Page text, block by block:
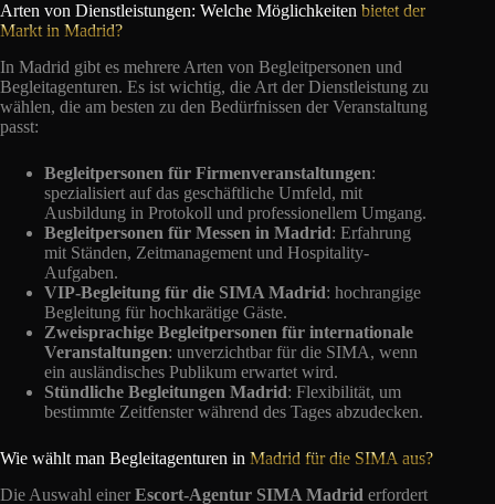
Arten von Dienstleistungen: Welche Möglichkeiten bietet der
Markt in Madrid?
In Madrid gibt es mehrere Arten von Begleitpersonen und
Begleitagenturen. Es ist wichtig, die Art der Dienstleistung zu
wählen, die am besten zu den Bedürfnissen der Veranstaltung
passt:
Begleitpersonen für Firmenveranstaltungen:
spezialisiert auf das geschäftliche Umfeld, mit
Ausbildung in Protokoll und professionellem Umgang.
Begleitpersonen für Messen in Madrid: Erfahrung
mit Ständen, Zeitmanagement und Hospitality-
Aufgaben.
VIP-Begleitung für die SIMA Madrid: hochrangige
Begleitung für hochkarätige Gäste.
Zweisprachige Begleitpersonen für internationale
Veranstaltungen: unverzichtbar für die SIMA, wenn
ein ausländisches Publikum erwartet wird.
Stündliche Begleitungen Madrid: Flexibilität, um
bestimmte Zeitfenster während des Tages abzudecken.
Wie wählt man Begleitagenturen in Madrid für die SIMA aus?
Die Auswahl einer Escort-Agentur SIMA Madrid erfordert